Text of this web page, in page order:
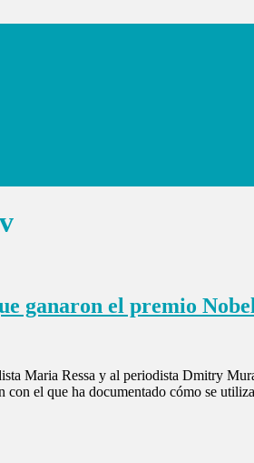
ganaron el premio
Maria Ressa y al periodista Dmitry
el que ha documentado cómo se